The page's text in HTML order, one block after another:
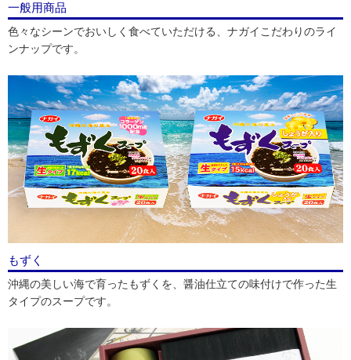
一般用商品
色々なシーンでおいしく食べていただける、ナガイこだわりのライ
ンナップです。
もずく
沖縄の美しい海で育ったもずくを、醤油仕立ての味付けで作った生
タイプのスープです。